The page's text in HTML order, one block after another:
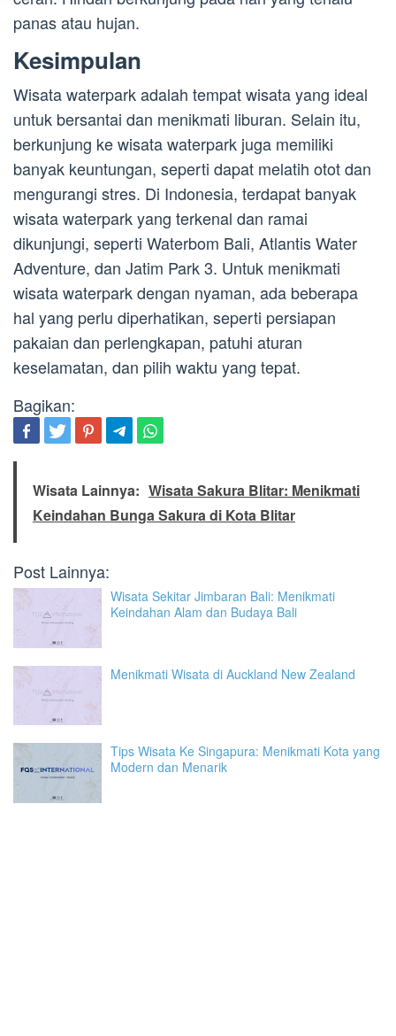
panas atau hujan.
Kesimpulan
Wisata waterpark adalah tempat wisata yang ideal
untuk bersantai dan menikmati liburan. Selain itu,
berkunjung ke wisata waterpark juga memiliki
banyak keuntungan, seperti dapat melatih otot dan
mengurangi stres. Di Indonesia, terdapat banyak
wisata waterpark yang terkenal dan ramai
dikunjungi, seperti Waterbom Bali, Atlantis Water
Adventure, dan Jatim Park 3. Untuk menikmati
wisata waterpark dengan nyaman, ada beberapa
hal yang perlu diperhatikan, seperti persiapan
pakaian dan perlengkapan, patuhi aturan
keselamatan, dan pilih waktu yang tepat.
Bagikan:
Wisata Lainnya: Wisata Sakura Blitar: Menikmati
Keindahan Bunga Sakura di Kota Blitar
Post Lainnya:
Wisata Sekitar Jimbaran Bali: Menikmati
Keindahan Alam dan Budaya Bali
Menikmati Wisata di Auckland New Zealand
Tips Wisata Ke Singapura: Menikmati Kota yang
Modern dan Menarik